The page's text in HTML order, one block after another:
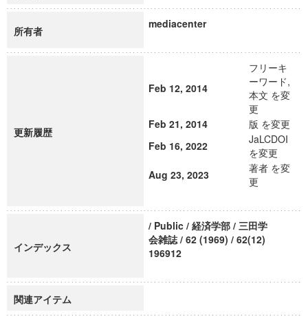
所有者
mediacenter
更新履歴
Feb 12, 2014
フリーキ
ーワード,
本文 を変
更
Feb 21, 2014
版 を変更
Feb 16, 2022
JaLCDOI
を変更
Aug 23, 2023
著者 を変
更
インデックス
/ Public / 経済学部 / 三田学
会雑誌 / 62 (1969) / 62(12)
196912
関連アイテム